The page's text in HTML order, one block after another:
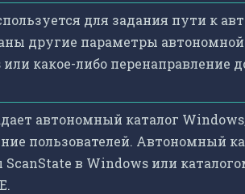
для задания пути к
другие параметры
какое-либо перенаправление
автономный каталог
пользователей. Автономный
в Windows или